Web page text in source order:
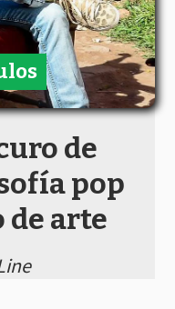
de
pop
de arte